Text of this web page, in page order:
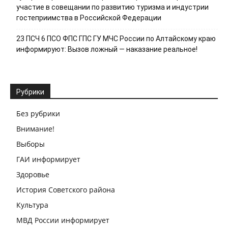
участие в совещании по развитию туризма и индустрии
гостеприимства в Российской Федерации
23 ПСЧ 6 ПСО ФПС ГПС ГУ МЧС России по Алтайскому краю
информируют: Вызов ложный — наказание реальное!
Рубрики
Без рубрики
Внимание!
Выборы
ГАИ информирует
Здоровье
История Советского района
Культура
МВД России информирует